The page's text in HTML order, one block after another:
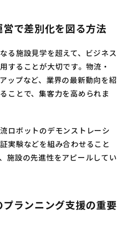
で差別化を図る方法
る施設見学を超えて、ビジネス
することが大切です。物流・
ップなど、業界の最新動向を紹
ことで、集客力を高められま
ロボットのデモンストレーシ
実験などを組み合わせること
施設の先進性をアピールしてい
ランニング支援の重要